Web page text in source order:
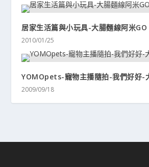
居家生活篇與小玩具-大腸麵線阿米GO
2010/01/25
YOMOpets-寵物主播隨拍-我們好好-
2009/09/18